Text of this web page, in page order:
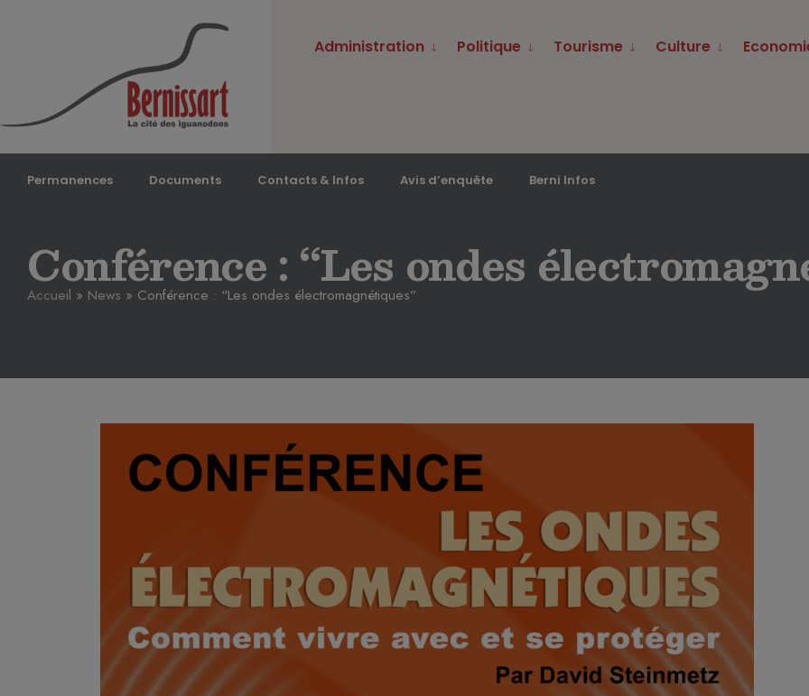
Administration Politique Tourisme Culture
Permanences Documents Contacts & Infos Avis d’enquête Berni Infos
Conférence : “Les ondes
Accueil » News » Conférence : “Les ondes électromagnétiques”